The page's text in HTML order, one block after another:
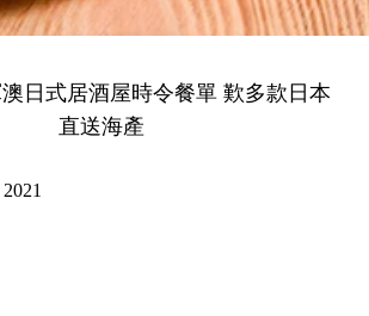
澳日式居酒屋時令餐單 歎多款日本
直送海產